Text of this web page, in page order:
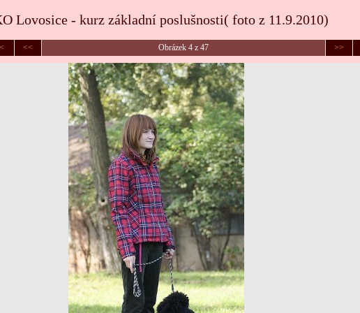
Lovosice - kurz základní poslušnosti( foto z 11.9.2010)
<< Obrázek 4 z 47 >>